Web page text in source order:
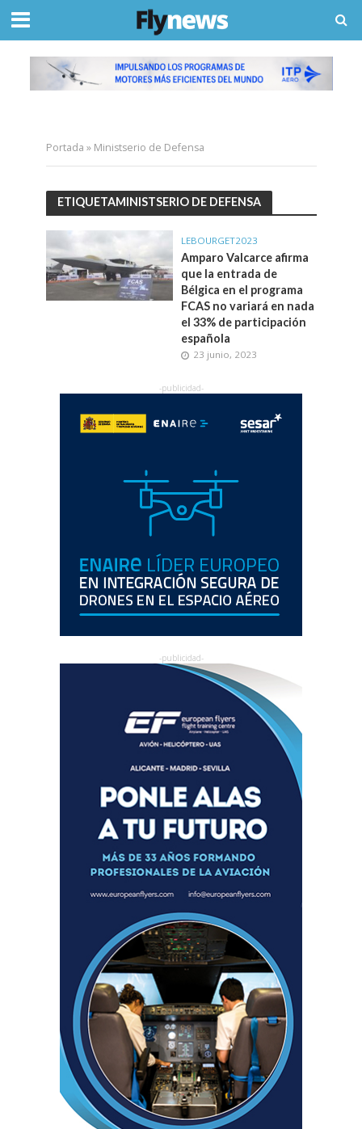
Portada » Ministserio de Defensa
ETIQUETAMINISTSERIO DE DEFENSA
LEBOURGET2023
Amparo Valcarce afirma
que la entrada de
Bélgica en el programa
FCAS no variará en nada
el 33% de participación
española
23 junio, 2023